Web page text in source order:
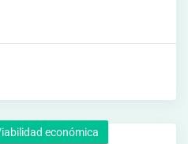
económica